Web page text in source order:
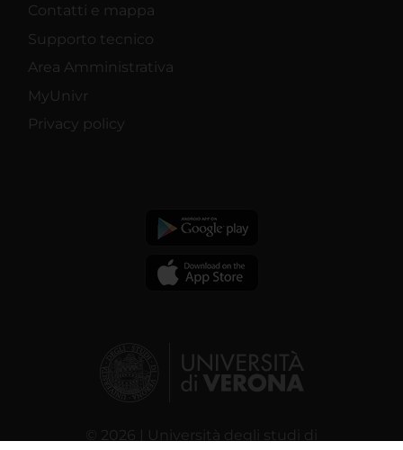
Contatti e mappa
Supporto tecnico
Area Amministrativa
MyUnivr
Privacy policy
© 2026 | Università degli studi di